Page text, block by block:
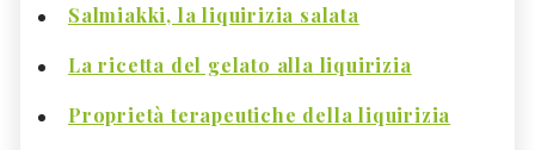
Salmiakki, la liquirizia salata
La ricetta del gelato alla liquirizia
Proprietà terapeutiche della liquirizia